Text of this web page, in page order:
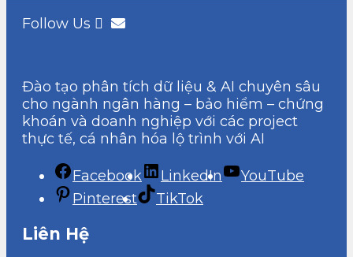
Follow Us
Đào tạo phân tích dữ liệu & AI chuyên sâu
cho ngành ngân hàng – bảo hiểm – chứng
khoán và doanh nghiệp với các project
thực tế, cá nhân hóa lộ trình với AI
Facebook LinkedIn
YouTube
Pinterest
TikTok
Liên Hệ